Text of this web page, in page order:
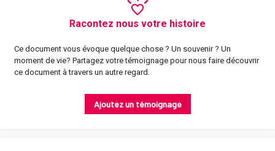
Racontez nous votre histoire
Ce document vous évoque quelque chose ? Un souvenir ? Un
moment de vie? Partagez votre témoignage pour nous faire découvrir
ce document à travers un autre regard.
Ajoutez un témoignage